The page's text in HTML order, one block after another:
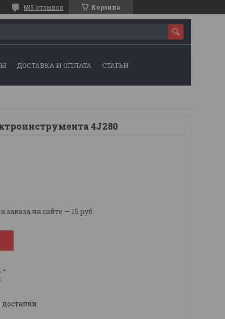
Корзина
685 отзывов
ДОСТАВКА И ОПЛАТА СТАТЬИ
4J280
на сайте — 15 руб